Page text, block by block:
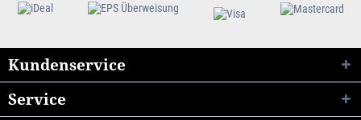
Kundenservice
Service